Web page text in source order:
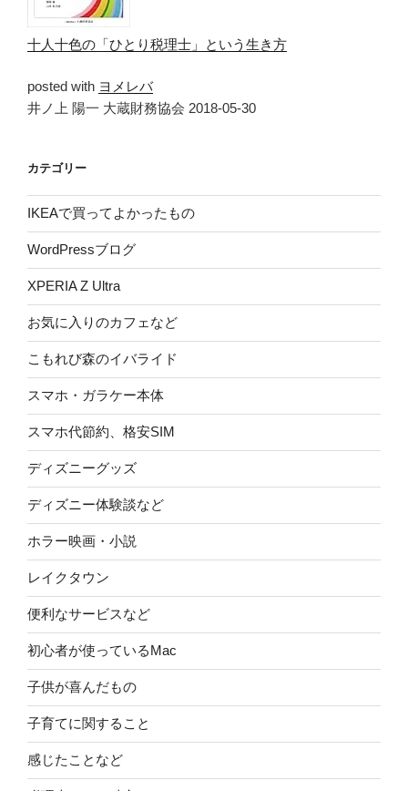
十人十色の「ひとり税理士」という生き方
posted with ヨメレバ
井ノ上 陽一 大蔵財務協会 2018-05-30
カテゴリー
IKEAで買ってよかったもの
WordPressブログ
XPERIA Z Ultra
お気に入りのカフェなど
こもれび森のイバライド
スマホ・ガラケー本体
スマホ代節約、格安SIM
ディズニーグッズ
ディズニー体験談など
ホラー映画・小説
レイクタウン
便利なサービスなど
初心者が使っているMac
子供が喜んだもの
子育てに関すること
感じたことなど